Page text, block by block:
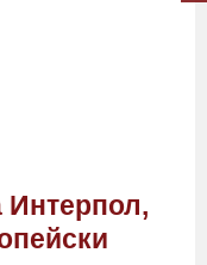
Интерпол,